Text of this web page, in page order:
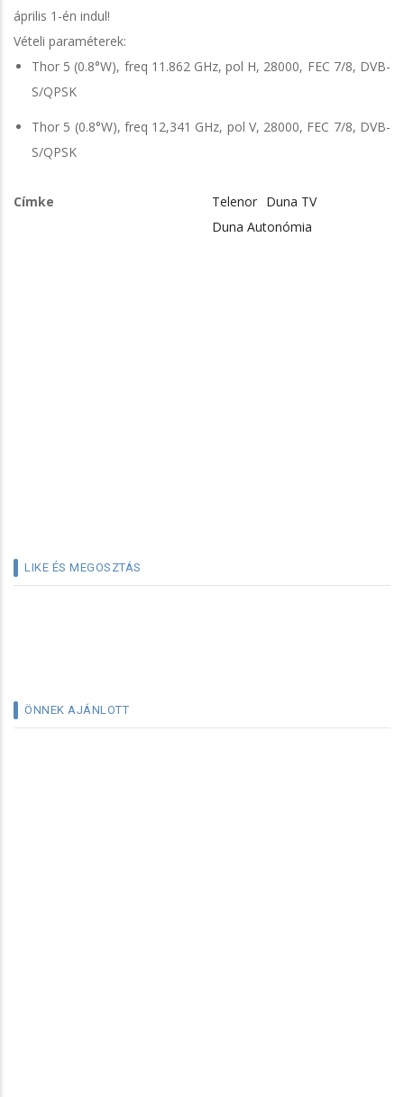
április 1-én indul!
Vételi paraméterek:
Thor 5 (0.8°W), freq 11.862 GHz, pol H, 28000, FEC 7/8, DVB-
S/QPSK
Thor 5 (0.8°W), freq 12,341 GHz, pol V, 28000, FEC 7/8, DVB-
S/QPSK
Címke Telenor Duna TV
Duna Autonómia
LIKE ÉS MEGOSZTÁS
ÖNNEK AJÁNLOTT